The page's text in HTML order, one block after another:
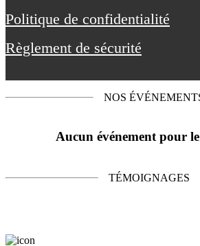
Politique de confidentialité
Règlement de sécurité
NOS
Aucun événement pour
TÉMOIGNAGES